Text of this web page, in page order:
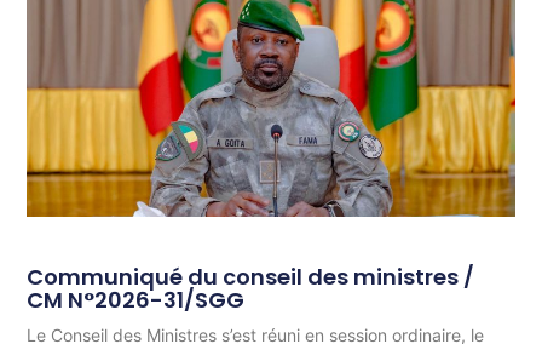
Communiqué du conseil des ministres /
CM N°2026-31/SGG
Le Conseil des Ministres s’est réuni en session ordinaire, le